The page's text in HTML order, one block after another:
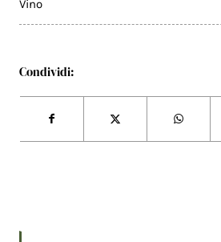
Vino
Condividi: